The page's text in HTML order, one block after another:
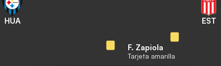
HUA EST
F. Zapiola
Tarjeta amarilla